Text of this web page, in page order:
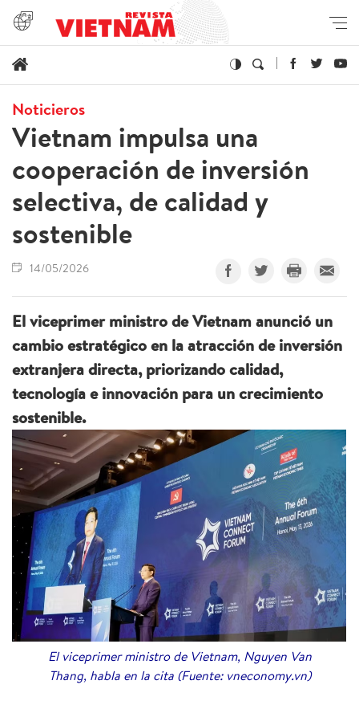
Noticieros
Vietnam impulsa una
cooperación de inversión
selectiva, de calidad y
sostenible
14/05/2026
El viceprimer ministro de Vietnam anunció un
cambio estratégico en la atracción de inversión
extranjera directa, priorizando calidad,
tecnología e innovación para un crecimiento
sostenible.
El viceprimer ministro de Vietnam, Nguyen Van
Thang, habla en la cita (Fuente: vneconomy.vn)